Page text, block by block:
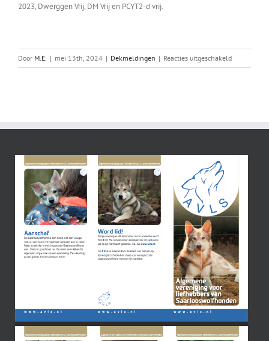
2023, Dwerggen Vrij, DM Vrij en PCYT2-d vrij.
Door M.E. | mei 13th, 2024 | Dekmeldingen | Reacties uitgeschakeldvoor
Abby